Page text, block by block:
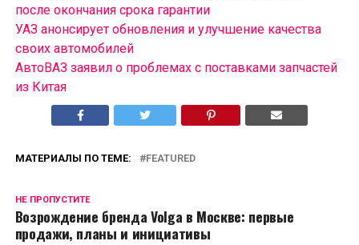
после окончания срока гарантии
УАЗ анонсирует обновления и улучшение качества
своих автомобилей
АвтоВАЗ заявил о проблемах с поставками запчастей
из Китая
МАТЕРИАЛЫ ПО ТЕМЕ: FEATURED
НЕ ПРОПУСТИТЕ
Возрождение бренда Volga в Москве: первые
продажи, планы и инициативы